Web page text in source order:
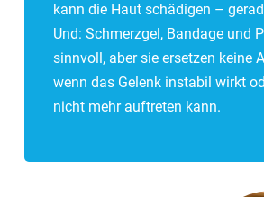
kann die Haut schädigen –
Und: Schmerzgel, Bandage und
sinnvoll, aber sie ersetzen keine
wenn das Gelenk instabil wirkt
nicht mehr auftreten kann.